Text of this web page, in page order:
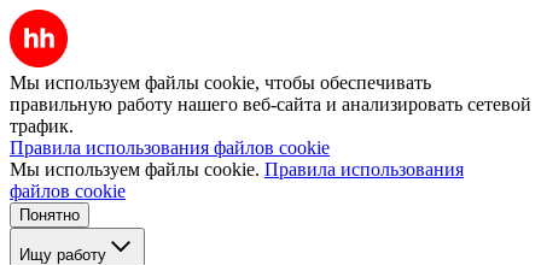
Мы используем файлы cookie, чтобы обеспечивать
правильную работу нашего веб-сайта и анализировать сетевой
трафик.
Правила использования файлов cookie
Мы используем файлы cookie. Правила использования
файлов cookie
Понятно
Ищу работу